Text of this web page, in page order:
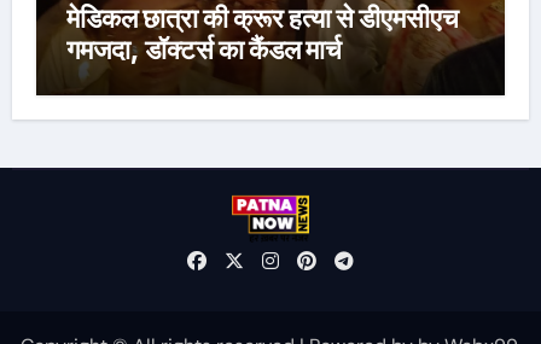
मेडिकल छात्रा की क्रूर हत्या से डीएमसीएच
गमजदा, डॉक्टर्स का कैंडल मार्च